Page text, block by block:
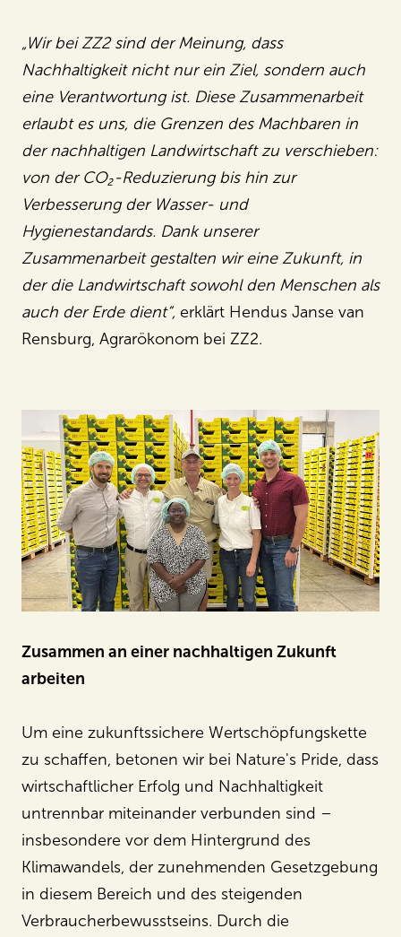
„Wir bei ZZ2 sind der Meinung, dass
Nachhaltigkeit nicht nur ein Ziel, sondern auch
eine Verantwortung ist. Diese Zusammenarbeit
erlaubt es uns, die Grenzen des Machbaren in
der nachhaltigen Landwirtschaft zu verschieben:
von der CO₂-Reduzierung bis hin zur
Verbesserung der Wasser- und
Hygienestandards. Dank unserer
Zusammenarbeit gestalten wir eine Zukunft, in
der die Landwirtschaft sowohl den Menschen als
auch der Erde dient“, erklärt Hendus Janse van
Rensburg, Agrarökonom bei ZZ2.
Zusammen an einer nachhaltigen Zukunft
arbeiten
Um eine zukunftssichere Wertschöpfungskette
zu schaffen, betonen wir bei Nature's Pride, dass
wirtschaftlicher Erfolg und Nachhaltigkeit
untrennbar miteinander verbunden sind –
insbesondere vor dem Hintergrund des
Klimawandels, der zunehmenden Gesetzgebung
in diesem Bereich und des steigenden
Verbraucherbewusstseins. Durch die